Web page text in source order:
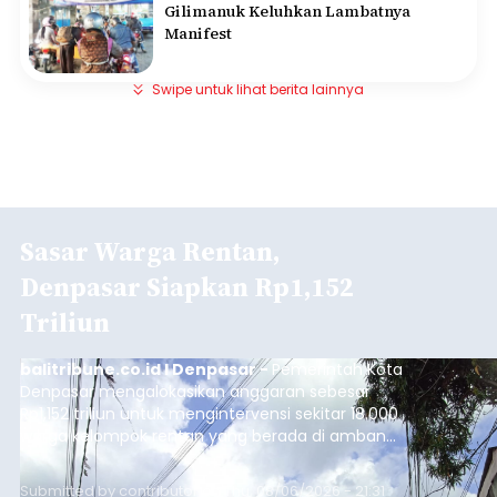
Gilimanuk Keluhkan Lambatnya
Manifest
Swipe untuk lihat berita lainnya
Sasar Warga Rentan,
Denpasar Siapkan Rp1,152
Triliun
balitribune.co.id I Denpasar - Pemerintah Kota
Denpasar mengalokasikan anggaran sebesar
Rp1,152 triliun untuk mengintervensi sekitar 18.000
warga kelompok rentan yang berada di ambang
garis kemiskinan. Langkah strategis ini diambil
guna menjaga masyarakat yang berada pada
Submitted by contributor Thu, 08/06/2026 - 21:31